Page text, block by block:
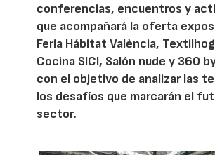
conferencias, encuentros y
que acompañará la oferta
Feria Hábitat València,
Cocina SICI, Salón nude y 360
con el objetivo de analizar las
los desafíos que marcarán el
sector.